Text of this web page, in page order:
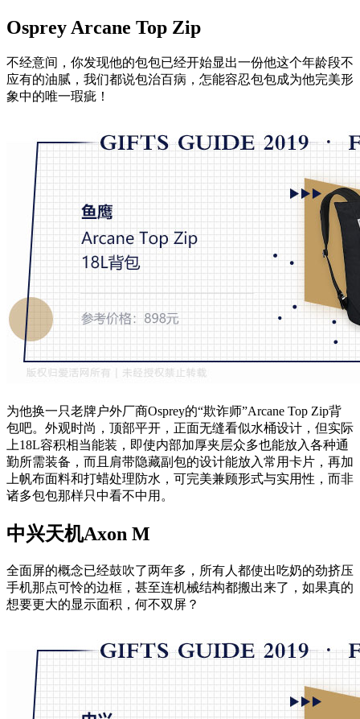
Osprey Arcane Top Zip
不经意间，你发现他的包包已经开始显出一份他这个年龄段不
应有的油腻，我们都说包治百病，怎能容忍包包成为他完美形
象中的唯一瑕疵！
为他换一只老牌户外厂商Osprey的“欺诈师”Arcane Top Zip背
包吧。外观时尚，顶部平开，正面无缝看似水桶设计，但实际
上18L容积相当能装，即使内部加厚夹层众多也能放入各种通
勤所需装备，而且肩带隐藏副包的设计能放入常用卡片，再加
上帆布面料和打蜡处理防水，可完美兼顾形式与实用性，而非
诸多包包那样只中看不中用。
中兴天机Axon M
全面屏的概念已经鼓吹了两年多，所有人都使出吃奶的劲挤压
手机那点可怜的边框，甚至连机械结构都搬出来了，如果真的
想要更大的显示面积，何不双屏？